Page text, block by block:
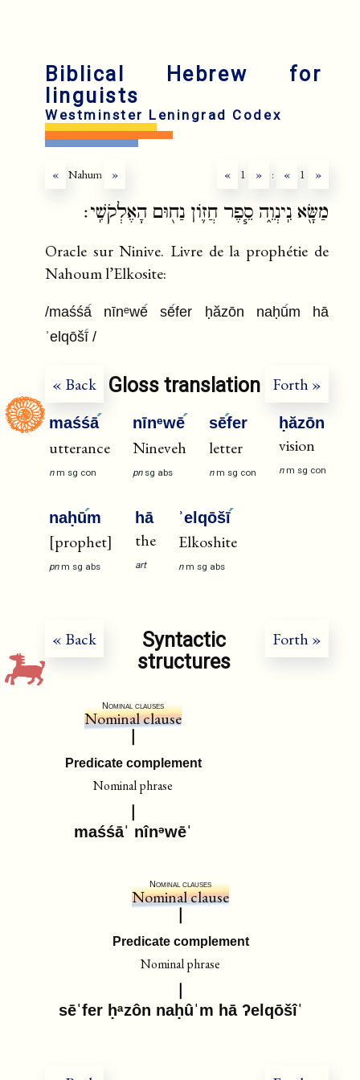
Biblical Hebrew for
linguists
Westminster Leningrad Codex
« Nahum » « 1 » : « 1 »
מַשָּׂ֖א נִֽינְוֵ֑ה סֵ֧פֶר חֲז֛וֹן נַח֖וּם הָאֶלְקֹשִֽׁי׃
Oracle sur Ninive. Livre de la prophétie de
Nahoum l’Elkosite:
/maśśā nīnᵉwē sēfer ḥăzōn naḥūm hā
ʾelqōšī /
« Back Forth »
Gloss translation
maśśā
utterance
n m sg con
nīnᵉwē
Nineveh
pn sg abs
sēfer
letter
n m sg con
ḥăzōn
vision
n m sg con
naḥūm
[prophet]
pn m sg abs
hā
the
art
ʾelqōšī
Elkoshite
n m sg abs
« Back Forth »
Syntactic
structures
Nominal clauses
Nominal clause
Predicate complement
Nominal phrase
maśśāˈ nînᵊwēˈ
Nominal clauses
Nominal clause
Predicate complement
Nominal phrase
sēˈfer ḥᵃzôn naḥûˈm hā ʔelqōšîˈ